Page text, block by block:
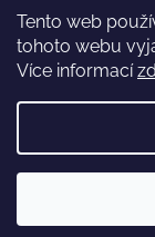
Tento web
tohoto webu
Více informací
Máte to k nám
ve Vestci